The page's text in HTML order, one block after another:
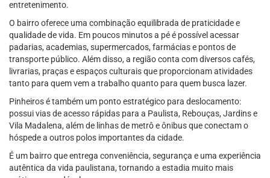
entretenimento.
O bairro oferece uma combinação equilibrada de praticidade e
qualidade de vida. Em poucos minutos a pé é possível acessar
padarias, academias, supermercados, farmácias e pontos de
transporte público. Além disso, a região conta com diversos cafés,
livrarias, praças e espaços culturais que proporcionam atividades
tanto para quem vem a trabalho quanto para quem busca lazer.
Pinheiros é também um ponto estratégico para deslocamento:
possui vias de acesso rápidas para a Paulista, Rebouças, Jardins e
Vila Madalena, além de linhas de metrô e ônibus que conectam o
hóspede a outros polos importantes da cidade.
É um bairro que entrega conveniência, segurança e uma experiência
autêntica da vida paulistana, tornando a estadia muito mais